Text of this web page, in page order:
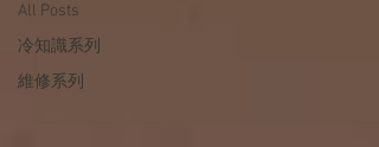
All Posts
冷知識系列
維修系列